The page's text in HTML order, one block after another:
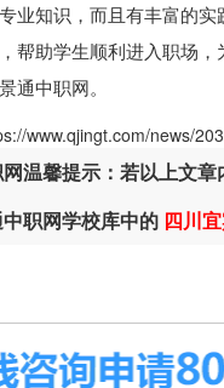
业知识，而且有丰富的
帮助学生顺利进入职场
通中职网。
www.qjingt.com/news/
温馨提示：若以上文
职网学校库中的 四川